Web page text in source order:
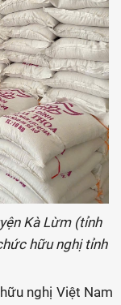
Kà Lừm (tỉnh
hữu nghị tỉnh
nghị Việt Nam